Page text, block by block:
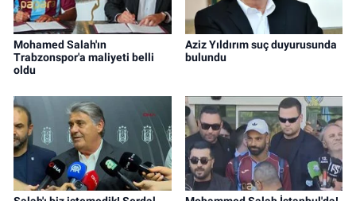
Mohamed Salah'ın
Trabzonspor'a maliyeti belli
oldu
Aziz Yıldırım suç duyurusunda
bulundu